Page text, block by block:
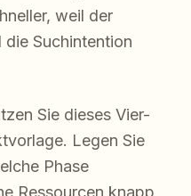
weil der
Suchintention
Sie dieses Vier-
Legen Sie
Phase
Ressourcen knapp